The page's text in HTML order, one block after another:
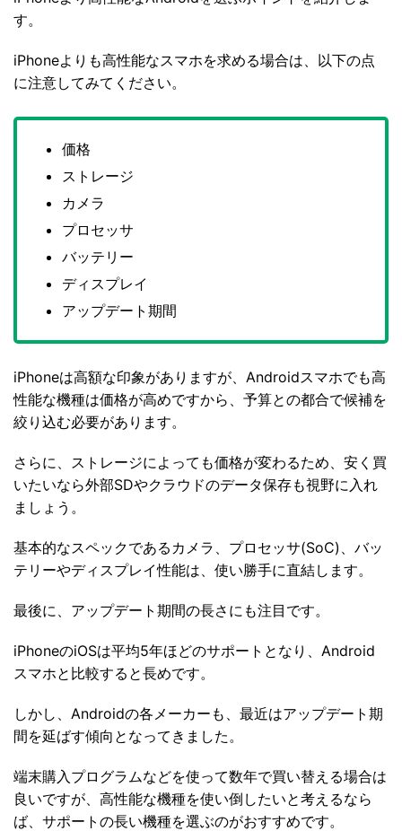
す。
iPhoneよりも高性能なスマホを求める場合は、以下の点
に注意してみてください。
価格
ストレージ
カメラ
プロセッサ
バッテリー
ディスプレイ
アップデート期間
iPhoneは高額な印象がありますが、Androidスマホでも高
性能な機種は価格が高めですから、予算との都合で候補を
絞り込む必要があります。
さらに、ストレージによっても価格が変わるため、安く買
いたいなら外部SDやクラウドのデータ保存も視野に入れ
ましょう。
基本的なスペックであるカメラ、プロセッサ(SoC)、バッ
テリーやディスプレイ性能は、使い勝手に直結します。
最後に、アップデート期間の長さにも注目です。
iPhoneのiOSは平均5年ほどのサポートとなり、Android
スマホと比較すると長めです。
しかし、Androidの各メーカーも、最近はアップデート期
間を延ばす傾向となってきました。
端末購入プログラムなどを使って数年で買い替える場合は
良いですが、高性能な機種を使い倒したいと考えるなら
ば、サポートの長い機種を選ぶのがおすすめです。